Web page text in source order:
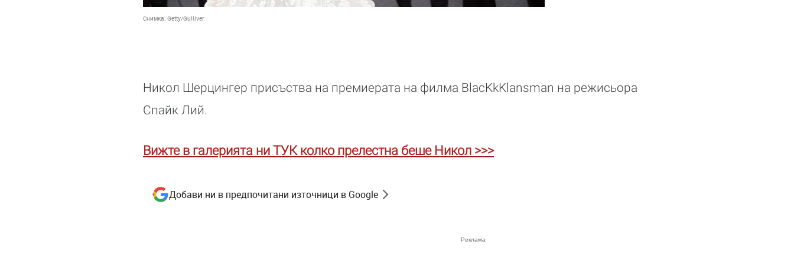
Снимка: Getty/Gulliver
Никол Шерцингер присъства на премиерата на филма BlacKkKlansman на режисьора
Спайк Лий.
Вижте в галерията ни ТУК колко прелестна беше Никол >>>
Добави ни в предпочитани източници в Google